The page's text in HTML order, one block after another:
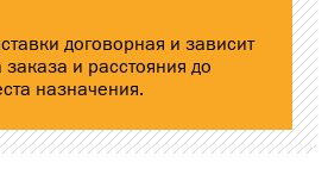
договорная и зависит
и расстояния до
назначения.